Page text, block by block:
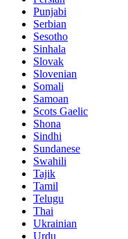
Punjabi
Serbian
Sesotho
Sinhala
Slovak
Slovenian
Somali
Samoan
Scots Gaelic
Shona
Sindhi
Sundanese
Swahili
Tajik
Tamil
Telugu
Thai
Ukrainian
Urdu